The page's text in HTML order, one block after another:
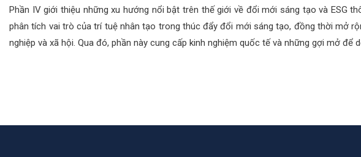
Phần IV giới thiệu những xu hướng nổi bật trên thế giới về đổi mới sáng tạo và ESG
phân tích vai trò của trí tuệ nhân tạo trong thúc đẩy đổi mới sáng tạo, đồng thời mở
nghiệp và xã hội. Qua đó, phần này cung cấp kinh nghiệm quốc tế và những gợi mở